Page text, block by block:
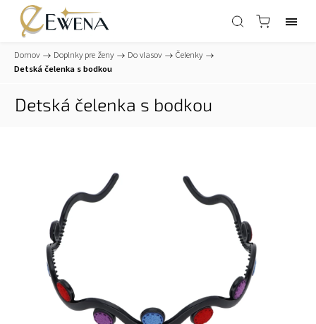
Domov / Doplnky pre ženy / Do vlasov / Čelenky /
Detská čelenka s bodkou
Detská čelenka s bodkou